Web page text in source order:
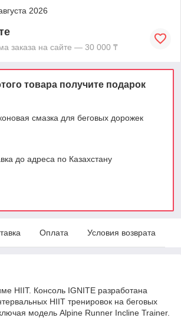
2026
заказа на сайте — 30 000 ₸
товара получите подарок
смазка для беговых дорожек
до адреса по Казахстану
Оплата Условия возврата
HIIT. Консоль IGNITE разработана
HIIT тренировок на беговых
модель Alpine Runner Incline Trainer.